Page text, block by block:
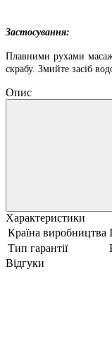
Застосування:
Плавними рухами
скрабу. Змийте засіб
Опис
Характеристики
Країна виробництва
Тип гарантії
Відгуки